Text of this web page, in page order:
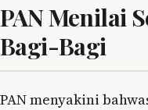
PAN Menilai
Bagi-Bagi
PAN menyakini